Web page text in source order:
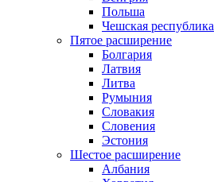
Польша
Чешская республика
Пятое расширение
Болгария
Латвия
Литва
Румыния
Словакия
Словения
Эстония
Шестое расширение
Албания